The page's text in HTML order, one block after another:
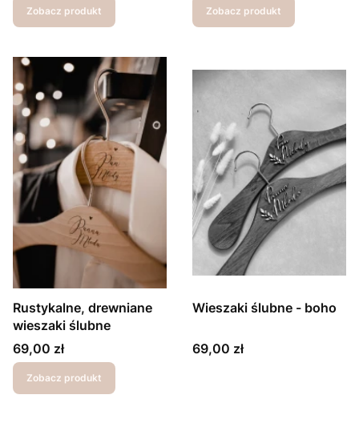
Zobacz produkt Zobacz produkt
Rustykalne, drewniane
wieszaki ślubne
Cena
69,00 zł
Zobacz produkt
Wieszaki ślubne - boho
Cena
69,00 zł